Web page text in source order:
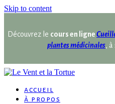
Skip to content
Découvrez le cours en ligne
plantes médicinales,
accueil
à propos